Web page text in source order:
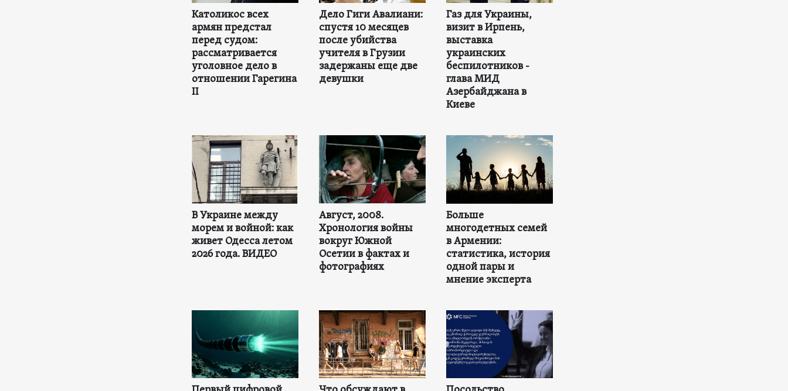
Католикос всех
армян предстал
перед судом:
рассматривается
уголовное дело в
отношении Гарегина
II
Дело Гиги Авалиани:
спустя 10 месяцев
после убийства
учителя в Грузии
задержаны еще две
девушки
Газ для Украины,
визит в Ирпень,
выставка
украинских
беспилотников -
глава МИД
Азербайджана в
Киеве
В Украине между
морем и войной: как
живет Одесса летом
2026 года. ВИДЕО
Август, 2008.
Хронология войны
вокруг Южной
Осетии в фактах и
фотографиях
Больше
многодетных семей
в Армении:
статистика, история
одной пары и
мнение эксперта